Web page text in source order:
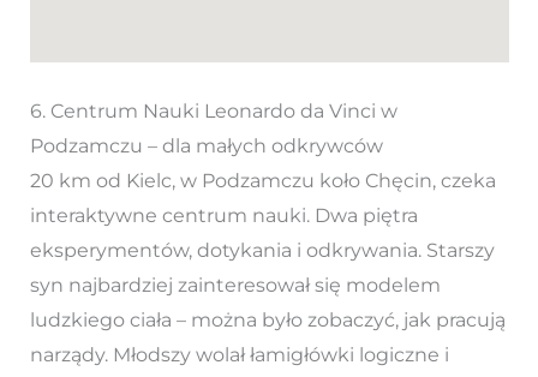
6. Centrum Nauki Leonardo da Vinci w
Podzamczu – dla małych odkrywców
20 km od Kielc, w Podzamczu koło Chęcin, czeka
interaktywne centrum nauki. Dwa piętra
eksperymentów, dotykania i odkrywania. Starszy
syn najbardziej zainteresował się modelem
ludzkiego ciała – można było zobaczyć, jak pracują
narządy. Młodszy wolał łamigłówki logiczne i